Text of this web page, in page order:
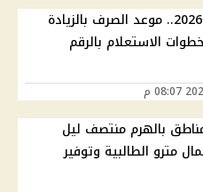
معاشات سبتمبر 2026.. موعد الصرف بالزيادة
الاستعلام بالرقم
بالهرم منتصف ليل
مترو الطالبية وتوفير